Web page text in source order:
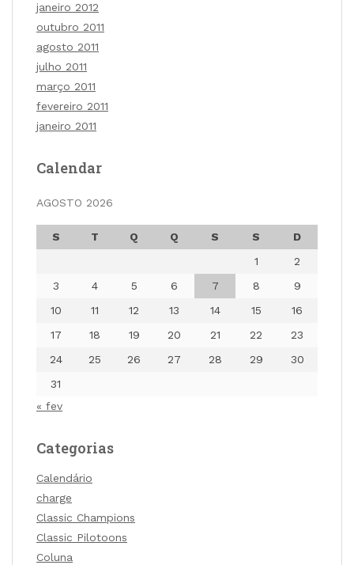
janeiro 2012
outubro 2011
agosto 2011
julho 2011
março 2011
fevereiro 2011
janeiro 2011
Calendar
AGOSTO 2026
S T Q Q S S
D
1
2
3
4 5 6 7 8
9
10
11 12 13 14 15
16
17
18 19 20 21 22
23
24
25 26 27 28 29
30
31
« fev
Categorias
Calendário
charge
Classic Champions
Classic Pilotoons
Coluna